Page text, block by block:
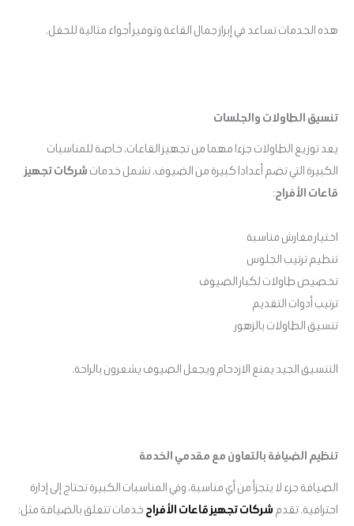
هذه الخدمات تساعد في إبراز جمال القاعة وتوفير أجواء مثالية للحفل.
تنسيق الطاولات والجلسات
يعد توزيع الطاولات جزءا مهما من تجهيز القاعات، خاصة للمناسبات
الكبيرة التي تضم أعدادا كبيرة من الضيوف. تشمل خدمات شركات تجهيز
قاعات الأفراح:
اختيار مفارش مناسبة
تنظيم ترتيب الجلوس
تخصيص طاولات لكبار الضيوف
ترتيب أدوات التقديم
تنسيق الطاولات بالزهور
التنسيق الجيد يمنع الازدحام ويجعل الضيوف يشعرون بالراحة.
تنظيم الضيافة بالتعاون مع مقدمي الخدمة
الضيافة جزء لا يتجزأ من أي مناسبة، وفي المناسبات الكبيرة تحتاج إلى إدارة
احترافية. تقدم شركات تجهيز قاعات الأفراح خدمات تتعلق بالضيافة مثل: